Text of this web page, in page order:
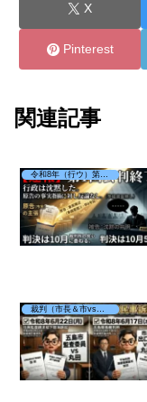
X
Pinterest
関連記事
裁判（市長＆市vs丸田）